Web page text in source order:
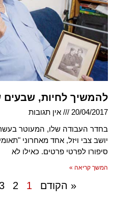
להמשיך לחיות, שבעים
20/04/2017
אין תגובות
בחדר העבודה שלו, המעוטר
יושב צבי ויזל, אחד מאחרוני
סיפורו לפרטי פרטים. כאילו לא
המשך קריאה »
« הקודם 1
2
3